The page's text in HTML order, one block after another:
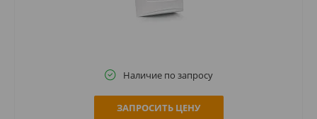
Наличие по запросу
ЗАПРОСИТЬ ЦЕНУ